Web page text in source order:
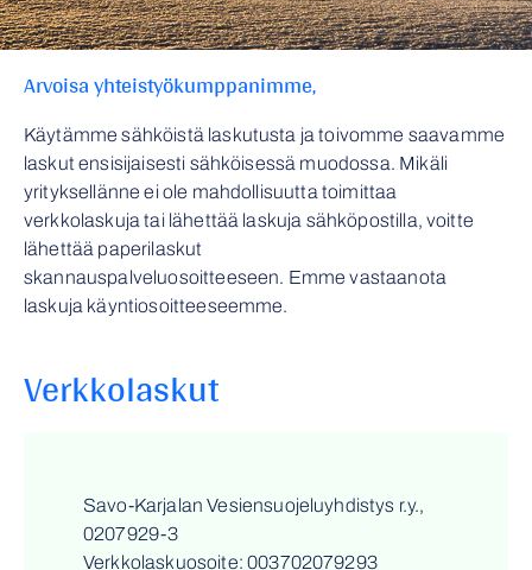
Arvoisa yhteistyökumppanimme,
Käytämme sähköistä laskutusta ja toivomme saavamme
laskut ensisijaisesti sähköisessä muodossa. Mikäli
yrityksellänne ei ole mahdollisuutta toimittaa
verkkolaskuja tai lähettää laskuja sähköpostilla, voitte
lähettää paperilaskut
skannauspalveluosoitteeseen. Emme vastaanota
laskuja käyntiosoitteeseemme.
Verkkolaskut
Savo-Karjalan Vesiensuojeluyhdistys r.y.,
0207929-3
Verkkolaskuosoite: 003702079293